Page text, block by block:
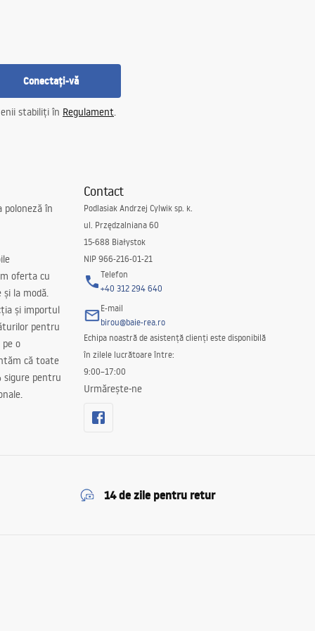
Conectați-vă
stabiliți în Regulament.
poloneză în
oferta cu
la modă.
și importul
pentru
pe o
că toate
sigure pentru
Contact
Podlasiak Andrzej Cylwik sp. k.
ul. Przędzalniana 60
15-688 Białystok
NIP 966-216-01-21
Telefon
+40 312 294 640
E-mail
birou@baie-rea.ro
Echipa noastră de asistență clienți este disponibilă
în zilele lucrătoare între:
9:00–17:00
Urmărește-ne
14 de zile pentru retur